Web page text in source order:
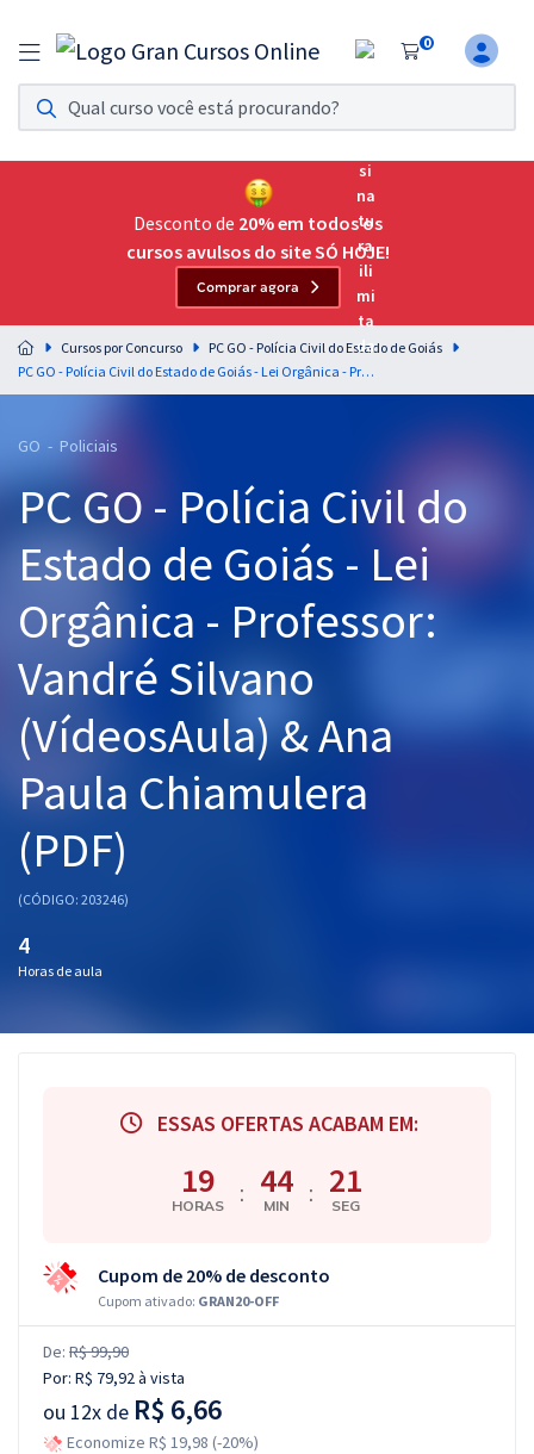
0
Assinatura Ilimitada 11
Acesso a todos os cursos. Teste grátis por 7 dias!
Assinatura OAB Até Passar
Acesso ilimitado a toda preparação para o Exame da
Residências Multiprofissionais
Preparação completa e intensiva para as principais
residências em saúde do Brasil
Cursos 20% OFF
Pós
Graduação
OAB
Mentorias
Questões grátis
Conteúdo gratuito
Blog
Desconto de 20% em todos os
cursos avulsos do site SÓ HOJE!
Comprar agora
Cursos por Concurso
PC GO - Polícia Civil do Estado de Goiás
PC GO - Polícia Civil do Estado de Goiás - Lei Orgânica - Professor: Vandré Silvano (VídeosAula) & Ana Paula Chiamulera (PDF)
GO - Policiais
PC GO - Polícia Civil do
Estado de Goiás - Lei
Orgânica - Professor:
Vandré Silvano
(VídeosAula) & Ana
Paula Chiamulera
(PDF)
(CÓDIGO: 203246)
4
Horas de aula
ESSAS OFERTAS ACABAM EM:
19
HORAS : 44
MIN : 21
SEG
Cupom de 20% de desconto
Cupom ativado: GRAN20-OFF
De: R$ 99,90
Por: R$ 79,92à vista
ou 12x de R$ 6,66
Economize R$ 19,98 (-20%)